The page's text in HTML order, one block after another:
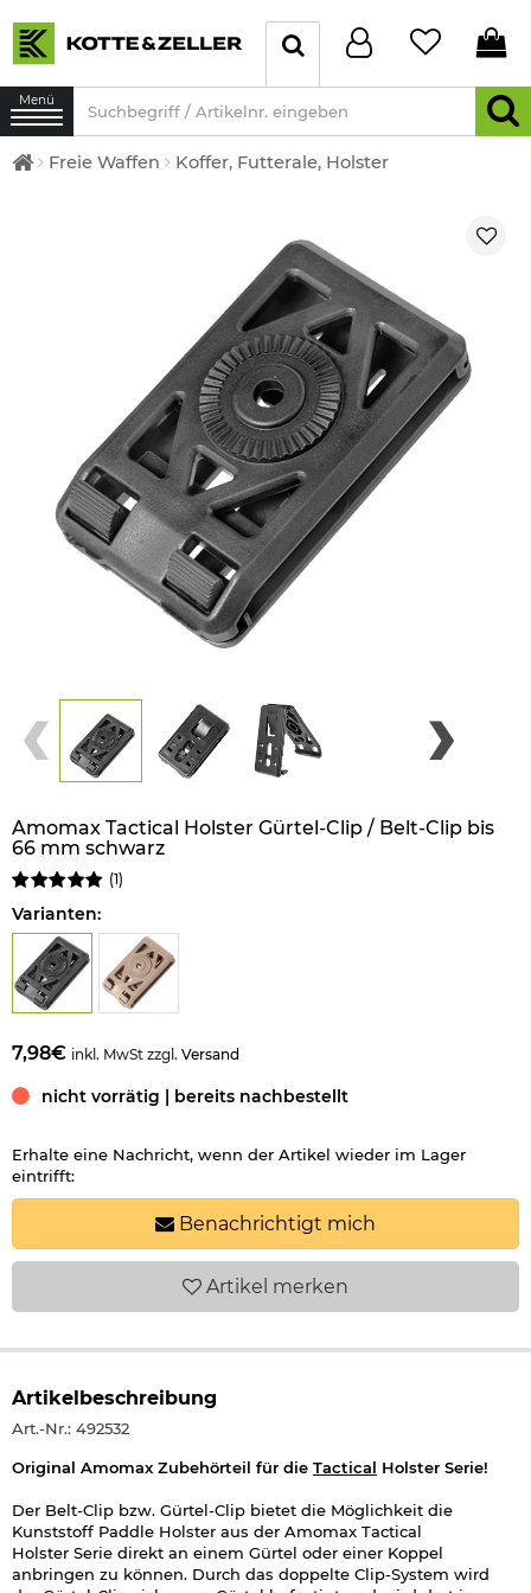
Menü
Freie Waffen Koffer, Futterale, Holster
Amomax Tactical Holster Gürtel-Clip / Belt-Clip bis
66 mm schwarz
(1 )
Varianten:
7,98€ inkl. MwSt zzgl. Versand
nicht vorrätig | bereits nachbestellt
Erhalte eine Nachricht, wenn der Artikel wieder im Lager
eintrifft:
Benachrichtigt mich
Artikel merken
Artikelbeschreibung
Art.-Nr.: 492532
Original Amomax Zubehörteil für die Tactical Holster Serie!
Der Belt-Clip bzw. Gürtel-Clip bietet die Möglichkeit die
Kunststoff Paddle Holster aus der Amomax Tactical
Holster Serie direkt an einem Gürtel oder einer Koppel
anbringen zu können. Durch das doppelte Clip-System wird